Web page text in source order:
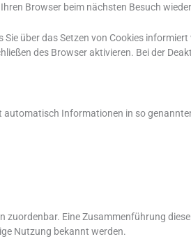
Browser beim nächsten Besuch
Sie über das Setzen von Cookies
des Browser aktivieren. Bei der
automatisch Informationen in so
zuordenbar. Eine Zusammenführung
Nutzung bekannt werden.